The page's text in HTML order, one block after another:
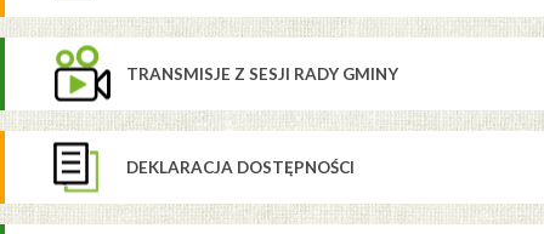
TRANSMISJE Z SESJI RADY GMINY
DEKLARACJA DOSTĘPNOŚCI